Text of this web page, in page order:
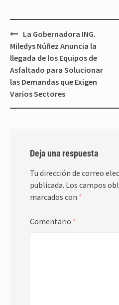
Navegación
de
entradas
La Gobernadora ING.
Miledys Núñez Anuncia la
llegada de los Equipos de
Asfaltado para Solucionar
las Demandas que Exigen
Varios Sectores
Deja una respuesta
Tu dirección de correo
publicada. Los campos
marcados con *
Comentario *